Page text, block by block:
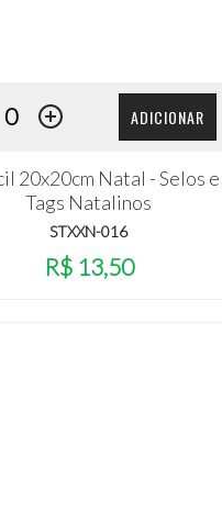
ADICIONAR
20x20cm Natal - Selos e
Tags Natalinos
STXXN-016
R$ 13,50